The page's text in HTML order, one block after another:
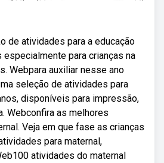
de atividades para a educação
especialmente para crianças na
Webpara auxiliar nesse ano
seleção de atividades para
disponíveis para impressão,
Webconfira as melhores
Veja em que fase as crianças
para maternal,
atividades do maternal